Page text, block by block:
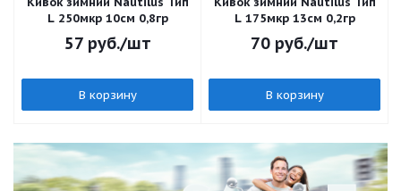
L 250мкр 10см 0,8гр
57руб./шт
В корзину
L 175мкр 13см 0,2гр
70 руб./шт
В корзину